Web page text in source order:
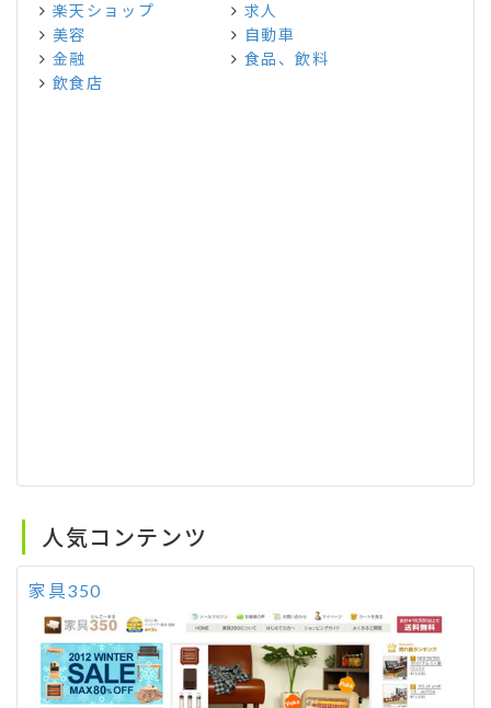
楽天ショップ
求人
美容
自動車
金融
食品、飲料
飲食店
人気コンテンツ
家具350